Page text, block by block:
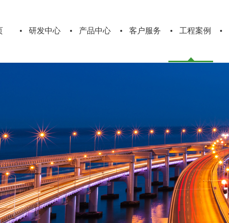
研发中心 产品中心 客户服务 工程案例